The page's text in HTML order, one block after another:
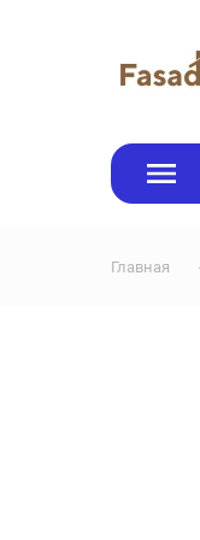
Главная